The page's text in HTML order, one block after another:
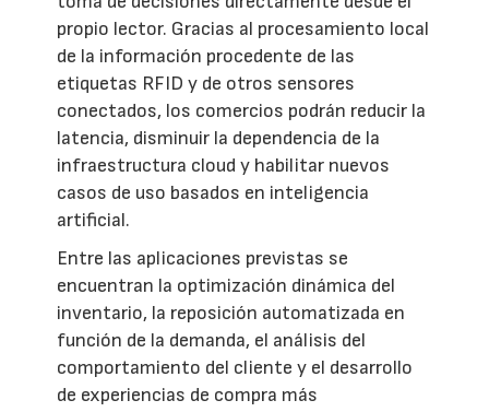
propio lector. Gracias al procesamiento local
de la información procedente de las
etiquetas RFID y de otros sensores
conectados, los comercios podrán reducir la
latencia, disminuir la dependencia de la
infraestructura cloud y habilitar nuevos
casos de uso basados en inteligencia
artificial.
Entre las aplicaciones previstas se
encuentran la optimización dinámica del
inventario, la reposición automatizada en
función de la demanda, el análisis del
comportamiento del cliente y el desarrollo
de experiencias de compra más